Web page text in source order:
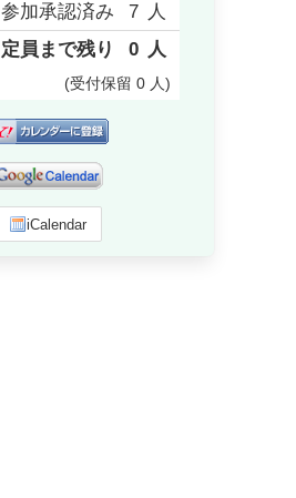
参加承認済み 7 人
定員まで残り 0 人
(受付保留 0 人)
iCalendar